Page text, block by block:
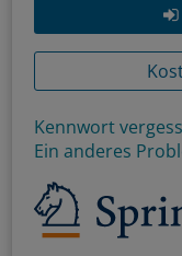
Kennwort
Ein anderes